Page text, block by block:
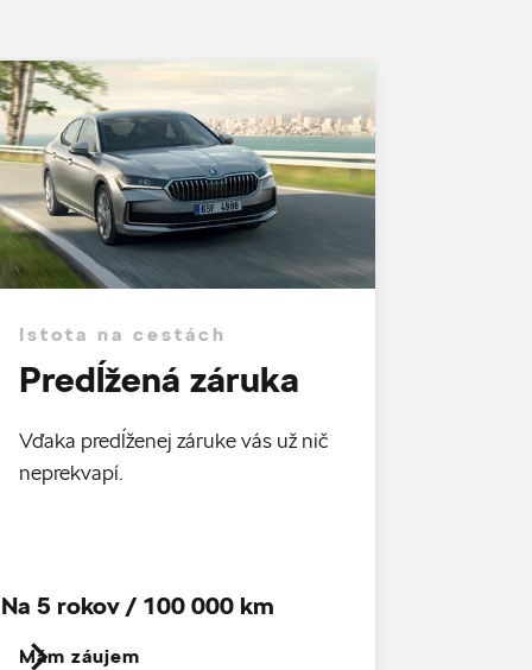
Istota na cestách
Predĺžená záruka
Vďaka predĺženej záruke vás už nič
neprekvapí.
Mám záujem
Na 5 rokov / 100 000 km